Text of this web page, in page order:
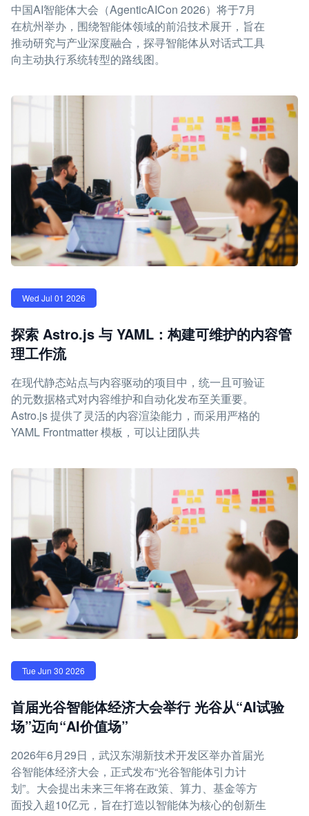
中国AI智能体大会（AgenticAICon 2026）将于7月
在杭州举办，围绕智能体领域的前沿技术展开，旨在
推动研究与产业深度融合，探寻智能体从对话式工具
向主动执行系统转型的路线图。
Wed Jul 01 2026
探索 Astro.js 与 YAML：构建可维护的内容管
理工作流
在现代静态站点与内容驱动的项目中，统一且可验证
的元数据格式对内容维护和自动化发布至关重要。
Astro.js 提供了灵活的内容渲染能力，而采用严格的
YAML Frontmatter 模板，可以让团队共
Tue Jun 30 2026
首届光谷智能体经济大会举行 光谷从“AI试验
场”迈向“AI价值场”
2026年6月29日，武汉东湖新技术开发区举办首届光
谷智能体经济大会，正式发布“光谷智能体引力计
划”。大会提出未来三年将在政策、算力、基金等方
面投入超10亿元，旨在打造以智能体为核心的创新生